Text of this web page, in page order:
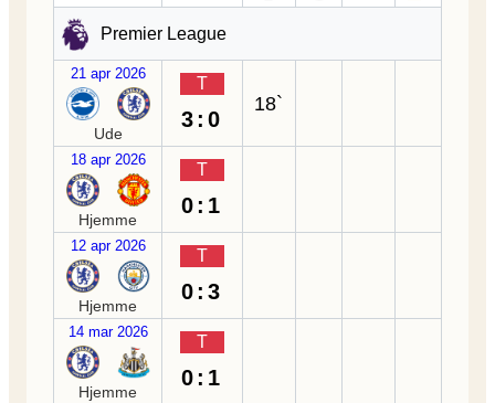
Premier League
21 apr 2026
Ude
T
3:0
18`
18 apr 2026
Hjemme
T
0:1
12 apr 2026
Hjemme
T
0:3
14 mar 2026
Hjemme
T
0:1